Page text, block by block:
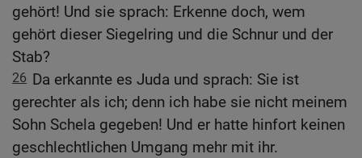
gehört! Und sie sprach: Erkenne doch, wem
gehört dieser Siegelring und die Schnur und der
Stab?
26 Da erkannte es Juda und sprach: Sie ist
gerechter als ich; denn ich habe sie nicht meinem
Sohn Schela gegeben! Und er hatte hinfort keinen
geschlechtlichen Umgang mehr mit ihr.